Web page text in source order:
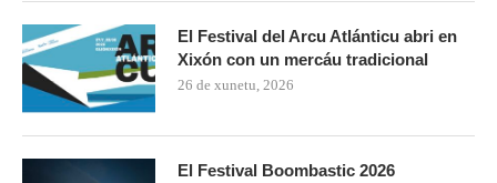
El Festival del Arcu Atlánticu abri en
Xixón con un mercáu tradicional
26 de xunetu, 2026
El Festival Boombastic 2026